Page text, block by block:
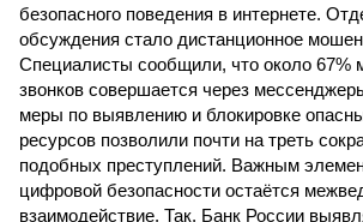
безопасного поведения в интернете.
обсуждения стало дистанционное
Специалисты сообщили, что около 67%
звонков совершается через
меры по выявлению и блокировке
ресурсов позволили почти на треть
подобных преступлений. Важным
цифровой безопасности остаётся
взаимодействие. Так, Банк России